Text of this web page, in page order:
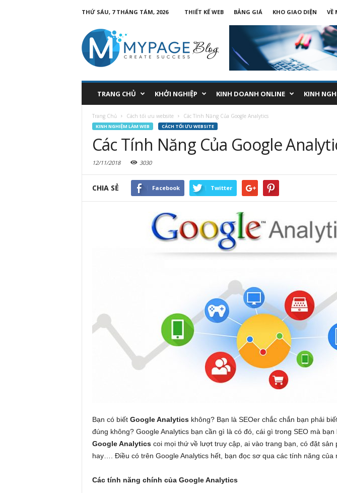
THỨ SÁU, 7 THÁNG TÁM, 2026 THIẾT KẾ WEB BẢNG GIÁ KHO GIAO DIỆN VỀ
TRANG CHỦ KHỞI NGHIỆP KINH DOANH ONLINE KINH
Trang Chủ Cách tối ưu website Các Tính Năng Của Google Analytics
KINH NGHIỆM LÀM WEB CÁCH TỐI ƯU WEBSITE
Các Tính Năng Của Google
12/11/2018 3030
CHIA SẺ Facebook Twitter
Bạn có biết Google Analyticskhông? Bạn là SEOer chắc chắn bạn phải
đúng không? Google Analytics bạn cần gì là có đó, cái gì trong SEO mà
Google Analyticscoi mọi thứ về lượt truy cập, ai vào trang bạn, có đặt sản
hay…. Điều có trên Google Analytics hết, bạn đọc sơ qua các tính năng của
Các tính năng chính của Google Analytics